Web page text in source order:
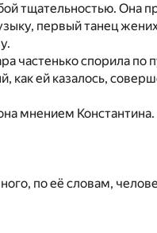
тщательностью. Она
первый танец
частенько спорила по
как ей казалось,
мнением Константина.
по её словам,